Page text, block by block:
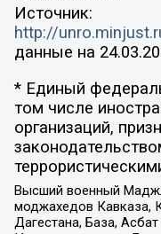
Источник:
http://
данные на
* Единый
том числе
организаций,
Высший военный
моджахедов Кавказа,
Дагестана, База,